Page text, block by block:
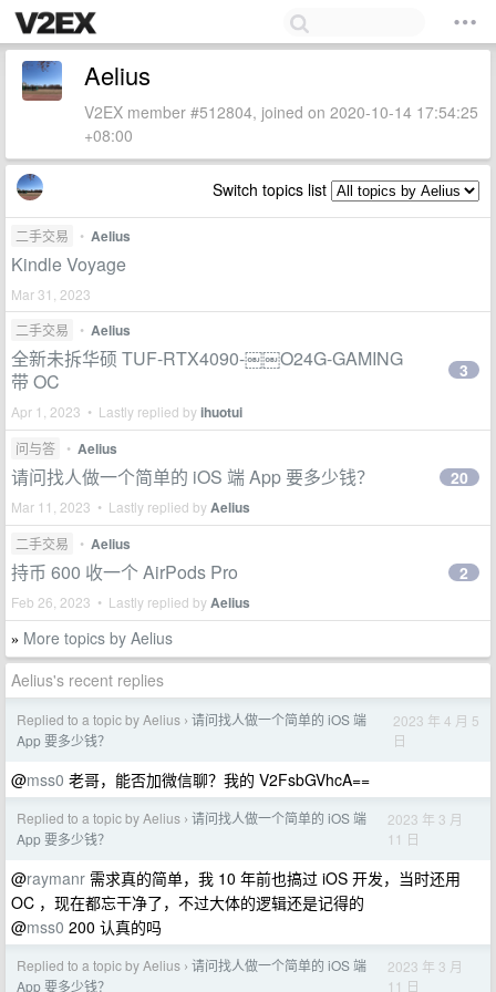
Aelius
V2EX member #512804, joined on 2020-10-14 17:54:25
+08:00
Switch topics list
二手交易 • Aelius
Kindle Voyage
Mar 31, 2023
二手交易
• Aelius
全新未拆华硕 TUF-RTX4090-￼￼O24G-GAMING
带 OC
Apr 1, 2023 • Lastly replied byihuotui
3
问与答 • Aelius
请问找人做一个简单的 iOS 端 App 要多少钱？
Mar 11, 2023 • Lastly replied byAelius
20
二手交易 • Aelius
持币 600 收一个 AirPods Pro
Feb 26, 2023 • Lastly replied byAelius
2
» More topics by Aelius
Aelius's recent replies
Replied to a topic by Aelius › 请问找人做一个简单的 iOS 端
App 要多少钱？
2023 年 4 月 5
日
@mss0 老哥，能否加微信聊？我的 V2FsbGVhcA==
Replied to a topic by Aelius › 请问找人做一个简单的 iOS 端
App 要多少钱？
2023 年 3 月
11 日
@raymanr 需求真的简单，我 10 年前也搞过 iOS 开发，当时还用
OC ，现在都忘干净了，不过大体的逻辑还是记得的
@mss0 200 认真的吗
Replied to a topic by Aelius › 请问找人做一个简单的 iOS 端
App 要多少钱？
2023 年 3 月
11 日